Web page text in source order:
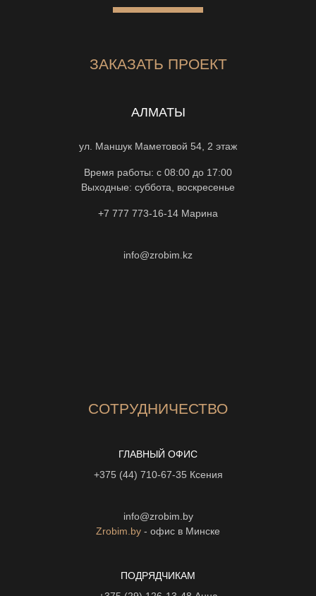
ЗАКАЗАТЬ ПРОЕКТ
АЛМАТЫ
ул. Маншук Маметовой 54, 2 этаж
Время работы: с 08:00 до 17:00
Выходные: суббота, воскресенье
+7 777 773-16-14 Марина
info@zrobim.kz
СОТРУДНИЧЕСТВО
ГЛАВНЫЙ ОФИС
+375 (44) 710-67-35 Ксения
info@zrobim.by
Zrobim.by - офис в Минске
ПОДРЯДЧИКАМ